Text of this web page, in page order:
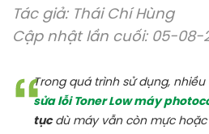
Tác giả: Thái Chí Hùng
Cập nhật lần cuối: 05-08-
Trong quá trình sử dụng,
sửa lỗi Toner Low máy
tụcdù máy vẫn còn mực hoặc